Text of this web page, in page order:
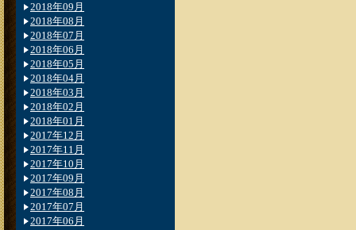
2018年09月
2018年08月
2018年07月
2018年06月
2018年05月
2018年04月
2018年03月
2018年02月
2018年01月
2017年12月
2017年11月
2017年10月
2017年09月
2017年08月
2017年07月
2017年06月